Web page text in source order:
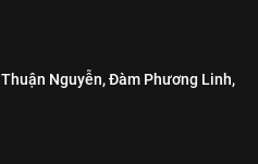
Thuận Nguyễn,Đàm Phương Linh,